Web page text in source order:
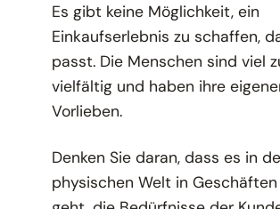
Es gibt keine Möglichkeit, ein
Einkaufserlebnis zu schaffen,
passt. Die Menschen sind viel
vielfältig und haben ihre
Vorlieben.
Denken Sie daran, dass es in
physischen Welt in